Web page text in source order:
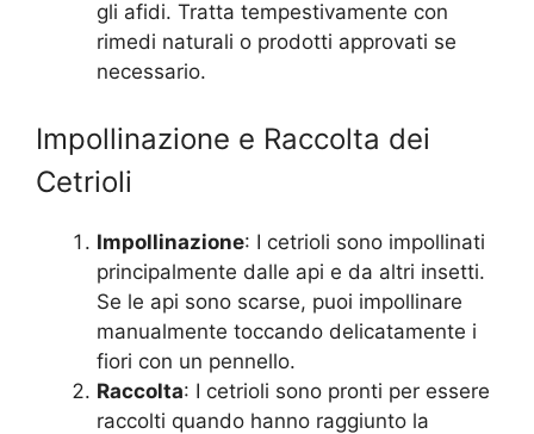
gli afidi. Tratta tempestivamente con
rimedi naturali o prodotti approvati se
necessario.
Impollinazione e Raccolta dei
Cetrioli
Impollinazione: I cetrioli sono impollinati
principalmente dalle api e da altri insetti.
Se le api sono scarse, puoi impollinare
manualmente toccando delicatamente i
fiori con un pennello.
Raccolta: I cetrioli sono pronti per essere
raccolti quando hanno raggiunto la